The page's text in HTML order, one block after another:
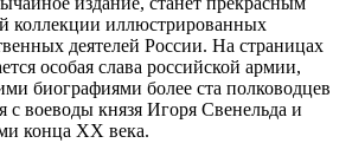
коллекции иллюстрированных
деятелей России. На страницах
особая слава российской армии,
биографиями более ста полководцев
с воеводы князя Игоря Свенельда и
конца ХХ века.